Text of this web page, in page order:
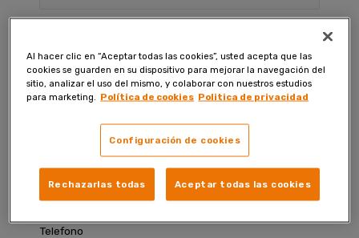
Ciudad
Telefono
Al hacer clic en “Aceptar todas las cookies”, usted acepta que las
cookies se guarden en su dispositivo para mejorar la navegación del
sitio, analizar el uso del mismo, y colaborar con nuestros estudios
para marketing.
Política de cookies Politica de privacidad
Configuración de cookies
Rechazarlas todas Aceptar todas las cookies